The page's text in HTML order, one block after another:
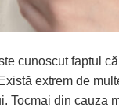
cunoscut faptul
extrem de
Tocmai din cauza